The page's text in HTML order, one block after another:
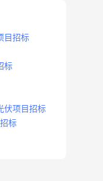
目招标
标
伏项目招标
标